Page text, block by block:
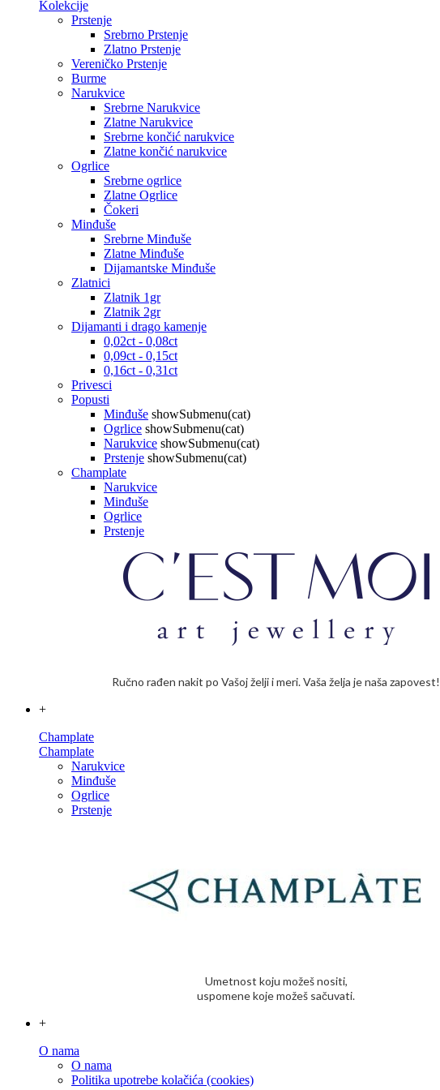
Kolekcije
Prstenje
Srebrno Prstenje
Zlatno Prstenje
Vereničko Prstenje
Burme
Narukvice
Srebrne Narukvice
Zlatne Narukvice
Srebrne končić narukvice
Zlatne končić narukvice
Ogrlice
Srebrne ogrlice
Zlatne Ogrlice
Čokeri
Minđuše
Srebrne Minđuše
Zlatne Minđuše
Dijamantske Minđuše
Zlatnici
Zlatnik 1gr
Zlatnik 2gr
Dijamanti i drago kamenje
0,02ct - 0,08ct
0,09ct - 0,15ct
0,16ct - 0,31ct
Privesci
Popusti
Minđuše showSubmenu(cat)
Ogrlice showSubmenu(cat)
Narukvice showSubmenu(cat)
Prstenje showSubmenu(cat)
Champlate
Narukvice
Minđuše
Ogrlice
Prstenje
Ručno rađen nakit po Vašoj želji i meri. Vaša želja je naša zapovest!
+
Champlate
Champlate
Narukvice
Minđuše
Ogrlice
Prstenje
Umetnost koju možeš nositi,
uspomene koje možeš sačuvati.
+
O nama
O nama
Politika upotrebe kolačića (cookies)